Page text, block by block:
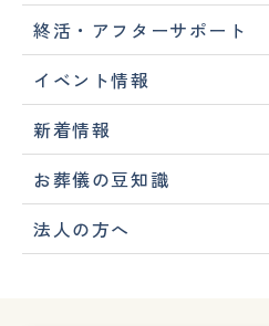
終活・アフターサポート
イベント情報
新着情報
お葬儀の豆知識
法人の方へ